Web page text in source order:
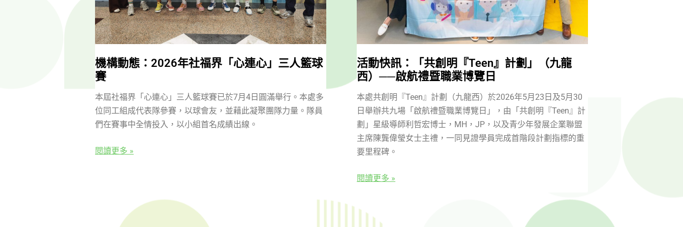
機構動態：2026年社福界「心連心」三人籃球
賽
本屆社福界「心連心」三人籃球賽已於7月4日圓滿舉行。本處多
位同工組成代表隊參賽，以球會友，並藉此凝聚團隊力量。隊員
們在賽事中全情投入，以小組首名成績出線。
閱讀更多 »
活動快訊：「共創明『Teen』計劃」（九龍
西）──啟航禮暨職業博覽日
本處共創明『Teen』計劃（九龍西）於2026年5月23日及5月30
日舉辦共九場「啟航禮暨職業博覽日」，由「共創明『Teen』計
劃」星級導師利哲宏博士，MH，JP，以及青少年發展企業聯盟
主席陳龔偉瑩女士主禮，一同見證學員完成首階段計劃指標的重
要里程碑。
閱讀更多 »